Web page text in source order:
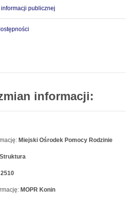
publicznej
informacji:
Miejski Ośrodek Pomocy Rodzinie
Struktura
2510
MOPR Konin